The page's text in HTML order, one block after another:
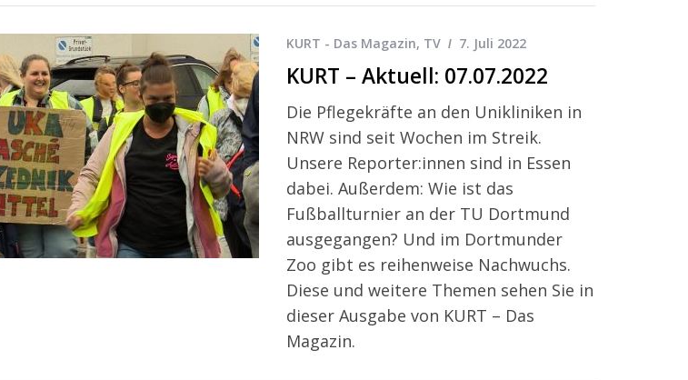
KURT - Das Magazin, TV 7. Juli 2022
KURT – Aktuell: 07.07.2022
Die Pflegekräfte an den Unikliniken in
NRW sind seit Wochen im Streik.
Unsere Reporter:innen sind in Essen
dabei. Außerdem: Wie ist das
Fußballturnier an der TU Dortmund
ausgegangen? Und im Dortmunder
Zoo gibt es reihenweise Nachwuchs.
Diese und weitere Themen sehen Sie in
dieser Ausgabe von KURT – Das
Magazin.